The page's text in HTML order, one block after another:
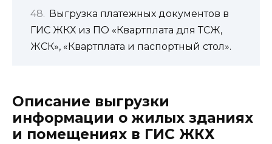
Выгрузка платежных документов в
ГИС ЖКХ из ПО «Квартплата для ТСЖ,
ЖСК», «Квартплата и паспортный стол».
Описание выгрузки
информации о жилых зданиях
и помещениях в ГИС ЖКХ